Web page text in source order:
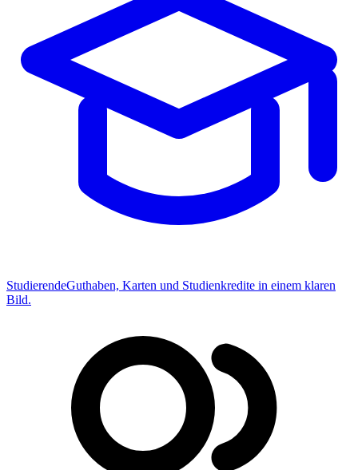
StudierendeGuthaben, Karten und Studienkredite in einem klaren
Bild.